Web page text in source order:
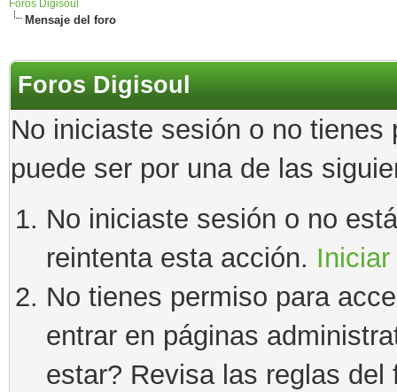
Foros Digisoul
Mensaje del foro
Foros Digisoul
No iniciaste sesión o no
puede ser por una de las
No iniciaste sesión o no
reintenta esta acción.
No tienes permiso para
entrar en páginas
estar? Revisa las reglas